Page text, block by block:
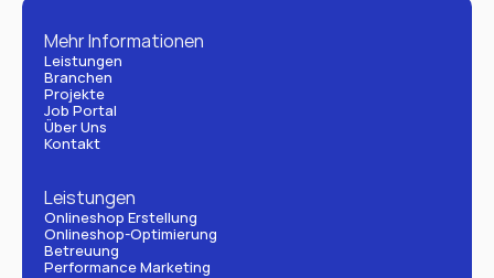
Mehr Informationen
Leistungen
Branchen
Projekte
Job Portal
Über Uns
Kontakt
Leistungen
Onlineshop Erstellung
Onlineshop-Optimierung
Betreuung
Performance Marketing